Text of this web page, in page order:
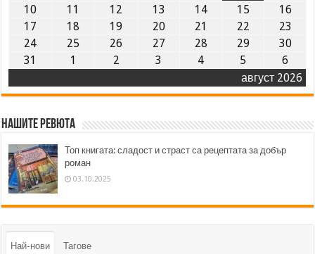
август 2026
10
11 12 13 14 15
16
17
18 19 20 21 22
23
24
25 26 27 28 29
30
31
1 2 3 4 5 6
Нашите ревюта
Топ книгата: сладост и страст са рецептата за добър
роман
03.10.2025
Най-нови Тагове